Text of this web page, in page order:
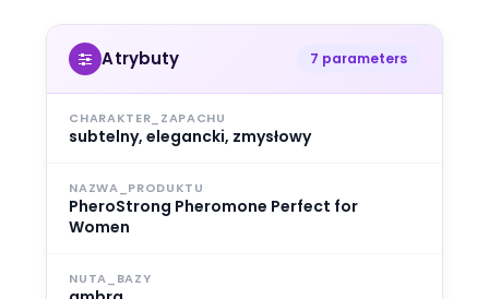
Atrybuty 7 parameters
CHARAKTER_ZAPACHU
subtelny, elegancki, zmysłowy
NAZWA_PRODUKTU
PheroStrong Pheromone Perfect for
Women
NUTA_BAZY